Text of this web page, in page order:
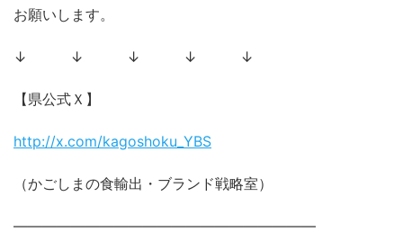
お願いします。
↓ ↓ ↓ ↓ ↓
【県公式Ｘ】
http://x.com/kagoshoku_YBS
（かごしまの食輸出・ブランド戦略室）
―――――――――――――――――――――